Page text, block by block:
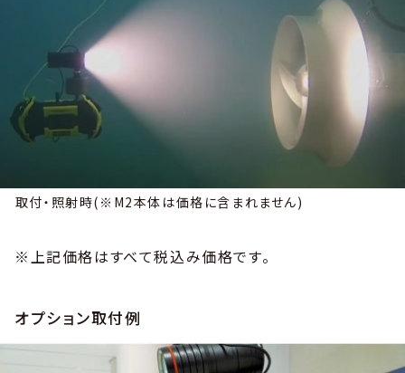
取付・照射時(※M2本体は価格に含まれません)
※上記価格はすべて税込み価格です。
オプション取付例